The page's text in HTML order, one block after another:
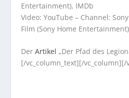
Entertainment), IMDb
Video: YouTube – Channel:
Film (Sony Home Entertainment)
DerArtikel „Der Pfad des
[/vc_column_text][/vc_column][/